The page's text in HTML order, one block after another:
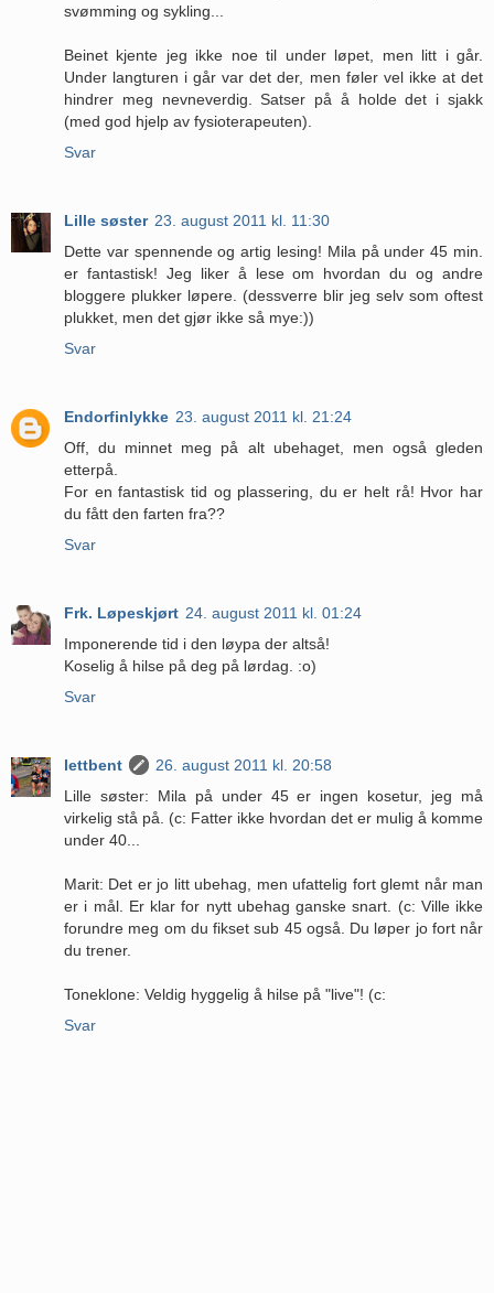
svømming og sykling...
Beinet kjente jeg ikke noe til under løpet, men litt i går.
Under langturen i går var det der, men føler vel ikke at det
hindrer meg nevneverdig. Satser på å holde det i sjakk
(med god hjelp av fysioterapeuten).
Svar
Lille søster 23. august 2011 kl. 11:30
Dette var spennende og artig lesing! Mila på under 45 min.
er fantastisk! Jeg liker å lese om hvordan du og andre
bloggere plukker løpere. (dessverre blir jeg selv som oftest
plukket, men det gjør ikke så mye:))
Svar
Endorfinlykke 23. august 2011 kl. 21:24
Off, du minnet meg på alt ubehaget, men også gleden
etterpå.
For en fantastisk tid og plassering, du er helt rå! Hvor har
du fått den farten fra??
Svar
Frk. Løpeskjørt 24. august 2011 kl. 01:24
Imponerende tid i den løypa der altså!
Koselig å hilse på deg på lørdag. :o)
Svar
lettbent
26. august 2011 kl. 20:58
Lille søster: Mila på under 45 er ingen kosetur, jeg må
virkelig stå på. (c: Fatter ikke hvordan det er mulig å komme
under 40...
Marit: Det er jo litt ubehag, men ufattelig fort glemt når man
er i mål. Er klar for nytt ubehag ganske snart. (c: Ville ikke
forundre meg om du fikset sub 45 også. Du løper jo fort når
du trener.
Toneklone: Veldig hyggelig å hilse på "live"! (c:
Svar